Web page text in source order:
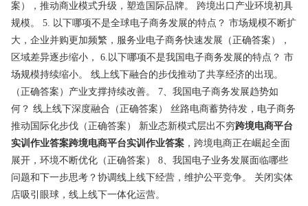
案），推动商业模式升级，塑造国际品牌。 跨境出口产业环境初具
规模。 5. 以下哪项不是全球电子商务发展的特点？ 市场规模不断扩
大，企业并购更加频繁，服务业电子商务快速发展（正确答案），
区域差异逐步缩小， 6.以下哪项不是我国电子商务发展的特点？ 市
场规模持续缩小。 线上线下融合的步伐推动了共享经济的出现。
（正确答案）产业支撑持续改善。 7、我国电子商务发展趋势如
何？ 线上线下深度融合（正确答案） 丝路电商蓄势待发，电子商务
推动国际化步伐（正确答案） 新业态新模式层出不穷跨境电商平台
实训作业答案跨境电商平台实训作业答案 ，跨境电商正在崛起全面
展开，环境不断优化（正确答案） 8、我国电子业务发展面临哪些
问题和下一步思考？协调线上线下经营，维护公平竞争。 关闭实体
店吸引眼球，线上线下一体化运营。